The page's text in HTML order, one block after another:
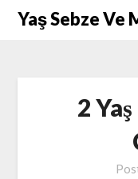
SkipYaş Sebze Ve
2